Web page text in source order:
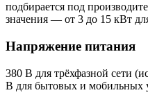
подбирается под
значения — от 3 до 15 кВт
Напряжение питания
380 В для трёхфазной сети
В для бытовых и мобильных